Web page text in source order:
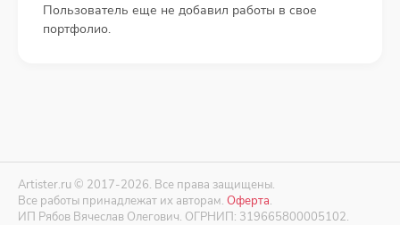
Пользователь еще не добавил работы в свое
портфолио.
Artister.ru © 2017-2026. Все права защищены.
Все работы принадлежат их авторам. Оферта.
ИП Рябов Вячеслав Олегович. ОГРНИП: 319665800005102.